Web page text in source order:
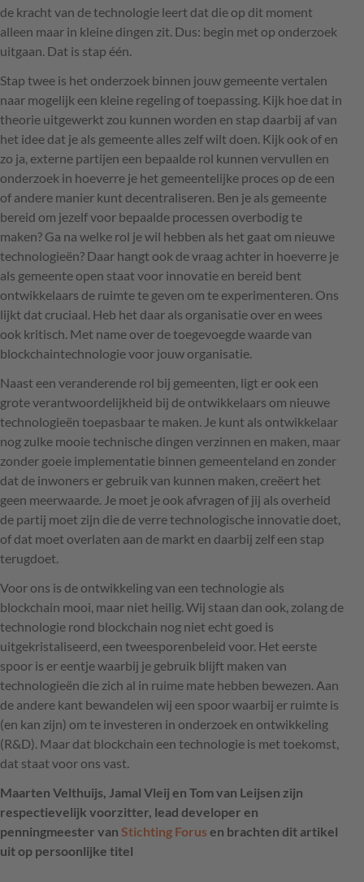
de kracht van de technologie leert dat die op dit moment
alleen maar in kleine dingen zit. Dus: begin met op onderzoek
uitgaan. Dat is stap één.
Stap twee is het onderzoek binnen jouw gemeente vertalen
naar mogelijk een kleine regeling of toepassing. Kijk hoe dat in
theorie uitgewerkt zou kunnen worden en stap daarbij af van
het idee dat je als gemeente alles zelf wilt doen. Kijk ook of en
zo ja, externe partijen een bepaalde rol kunnen vervullen en
onderzoek in hoeverre je het gemeentelijke proces op de een
of andere manier kunt decentraliseren. Ben je als gemeente
bereid om jezelf voor bepaalde processen overbodig te
maken? Ga na welke rol je wil hebben als het gaat om nieuwe
technologieën? Daar hangt ook de vraag achter in hoeverre je
als gemeente open staat voor innovatie en bereid bent
ontwikkelaars de ruimte te geven om te experimenteren. Ons
lijkt dat cruciaal. Heb het daar als organisatie over en wees
ook kritisch. Met name over de toegevoegde waarde van
blockchaintechnologie voor jouw organisatie.
Naast een veranderende rol bij gemeenten, ligt er ook een
grote verantwoordelijkheid bij de ontwikkelaars om nieuwe
technologieën toepasbaar te maken. Je kunt als ontwikkelaar
nog zulke mooie technische dingen verzinnen en maken, maar
zonder goeie implementatie binnen gemeenteland en zonder
dat de inwoners er gebruik van kunnen maken, creëert het
geen meerwaarde. Je moet je ook afvragen of jij als overheid
de partij moet zijn die de verre technologische innovatie doet,
of dat moet overlaten aan de markt en daarbij zelf een stap
terugdoet.
Voor ons is de ontwikkeling van een technologie als
blockchain mooi, maar niet heilig. Wij staan dan ook, zolang de
technologie rond blockchain nog niet echt goed is
uitgekristaliseerd, een tweesporenbeleid voor. Het eerste
spoor is er eentje waarbij je gebruik blijft maken van
technologieën die zich al in ruime mate hebben bewezen. Aan
de andere kant bewandelen wij een spoor waarbij er ruimte is
(en kan zijn) om te investeren in onderzoek en ontwikkeling
(R&D). Maar dat blockchain een technologie is met toekomst,
dat staat voor ons vast.
Maarten Velthuijs, Jamal Vleij en Tom van Leijsen zijn
respectievelijk voorzitter, lead developer en
penningmeester van Stichting Forusen brachten dit artikel
uit op persoonlijke titel